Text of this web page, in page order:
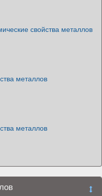
свойства металлов
металлов
металлов